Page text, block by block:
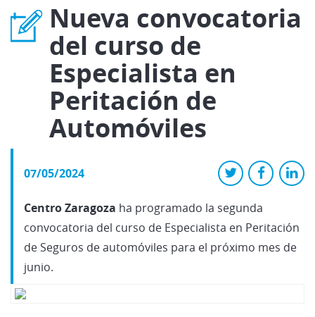
Nueva convocatoria
del curso de
Especialista en
Peritación de
Automóviles
07/05/2024
Centro Zaragoza ha programado la segunda
convocatoria del curso de Especialista en Peritación
de Seguros de automóviles para el próximo mes de
junio.